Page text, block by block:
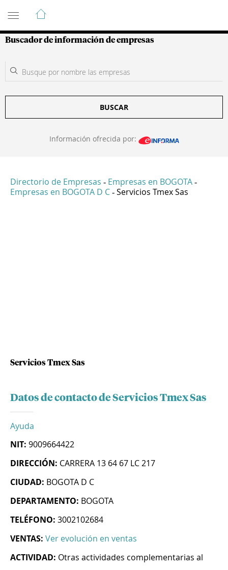
Guía de Empresas Colombianas
Buscador de información de empresas
BUSCAR
Información ofrecida por:
Directorio de Empresas - Empresas en BOGOTA -
Empresas en BOGOTA D C - Servicios Tmex Sas
Servicios Tmex Sas
Datos de contacto de Servicios Tmex Sas
Ayuda
NIT: 9009664422
DIRECCIÓN: CARRERA 13 64 67 LC 217
CIUDAD: BOGOTA D C
DEPARTAMENTO: BOGOTA
TELÉFONO: 3002102684
VENTAS: Ver evolución en ventas
ACTIVIDAD: Otras actividades complementarias al